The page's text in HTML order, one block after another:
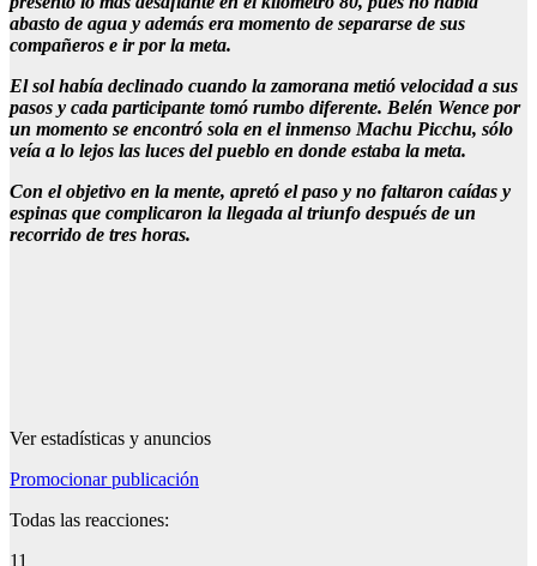
abasto de agua y además era momento de separarse de sus
compañeros e ir por la meta.
El sol había declinado cuando la zamorana metió velocidad a sus
pasos y cada participante tomó rumbo diferente. Belén Wence por
un momento se encontró sola en el inmenso Machu Picchu, sólo
veía a lo lejos las luces del pueblo en donde estaba la meta.
Con el objetivo en la mente, apretó el paso y no faltaron caídas y
espinas que complicaron la llegada al triunfo después de un
recorrido de tres horas.
Ver estadísticas y anuncios
Promocionar publicación
Todas las reacciones:
11